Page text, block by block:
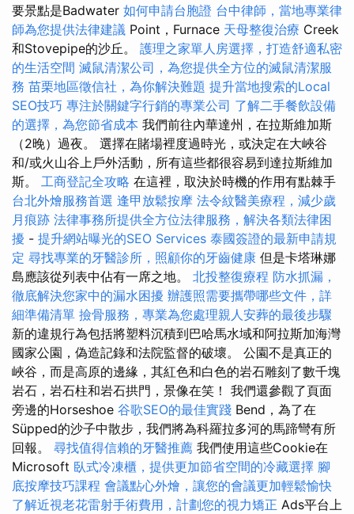
要景點是Badwater 如何申請台胞證 台中律師，當地專業律
師為您提供法律建議 Point，Furnace 天母整復治療 Creek
和Stovepipe的沙丘。 護理之家單人房選擇，打造舒適私密
的生活空間 滅鼠清潔公司，為您提供全方位的滅鼠清潔服
務 苗栗地區徵信社，為你解決難題 提升當地搜索的Local
SEO技巧 專注於關鍵字行銷的專業公司 了解二手餐飲設備
的選擇，為您節省成本 我們前往內華達州，在拉斯維加斯
（2晚）過夜。 選擇在賭場裡度過時光，或決定在大峽谷
和/或火山谷上戶外活動，所有這些都很容易到達拉斯維加
斯。 工商登記全攻略 在這裡，取決於時機的作用有點棘手
台北外燴服務首選 逢甲放鬆按摩 法令紋醫美療程，減少歲
月痕跡 法律事務所提供全方位法律服務，解決各類法律困
擾 - 提升網站曝光的SEO Services 泰國簽證的最新申請規
定 尋找專業的牙醫診所，照顧你的牙齒健康 但是卡塔琳娜
島應該從列表中佔有一席之地。 北投整復療程 防水抓漏，
徹底解決您家中的漏水困擾 辦護照需要攜帶哪些文件，詳
細準備清單 撿骨服務，專業為您處理親人安葬的最後步驟
新的違規行為包括將塑料沉積到巴哈馬水域和阿拉斯加海灣
國家公園，偽造記錄和法院監督的破壞。 公園不是真正的
峽谷，而是高原的邊緣，其紅色和白色的岩石雕刻了數千塊
岩石，岩石柱和岩石拱門，景像在笑！ 我們還參觀了頁面
旁邊的Horseshoe 谷歌SEO的最佳實踐 Bend，為了在
Süpped的沙子中散步，我們將為科羅拉多河的馬蹄彎有所
回報。 尋找值得信賴的牙醫推薦 我們使用這些Cookie在
Microsoft 臥式冷凍櫃，提供更加節省空間的冷藏選擇 腳
底按摩技巧課程 會議點心外燴，讓您的會議更加輕鬆愉快
了解近視老花雷射手術費用，計劃您的視力矯正 Ads平台上